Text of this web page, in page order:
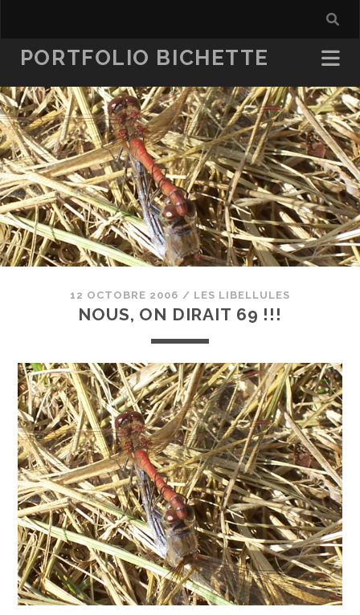
PORTFOLIO BICHETTE
12 OCTOBRE 2006 / LES LIBELLULES
NOUS, ON DIRAIT 69 !!!